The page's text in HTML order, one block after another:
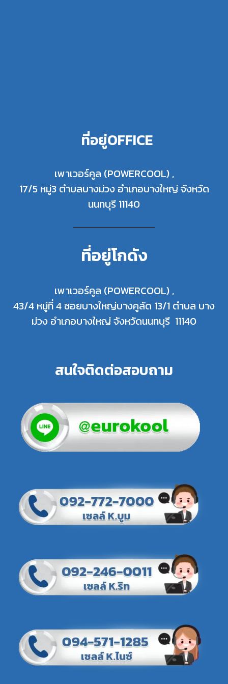
ที่อยู่OFFICE
เพาเวอร์คูล (POWERCOOL) ,
17/5 หมู่3 ตำบลบางม่วง อำเภอบางใหญ่ จังหวัด
นนทบุรี 11140
ที่อยู่โกดัง
เพาเวอร์คูล (POWERCOOL) ,
43/4 หมู่ที่ 4 ซอยบางใหญ่บางคูลัด 13/1 ตำบล บาง
ม่วง อำเภอบางใหญ่ จังหวัดนนทบุรี 11140
สนใจติดต่อสอบถาม